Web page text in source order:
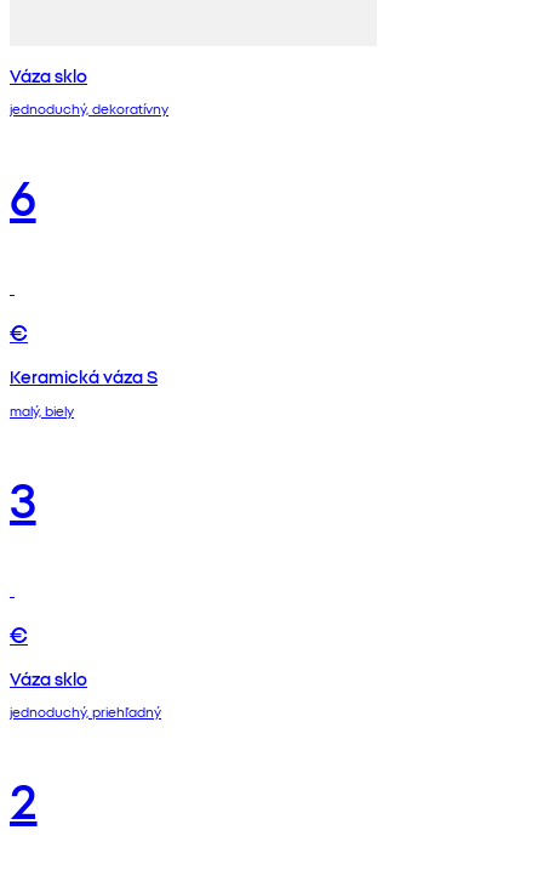
Váza sklo
jednoduchý, dekoratívny
6
€
Keramická váza S
malý, biely
3
€
Váza sklo
jednoduchý, priehľadný
2